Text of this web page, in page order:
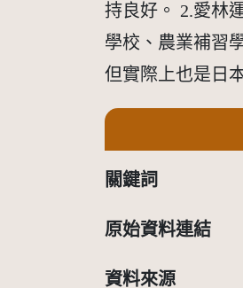
持良好。 2.愛林
學校、農業補習
但實際上也是日
關鍵詞
原始資料連結
資料來源